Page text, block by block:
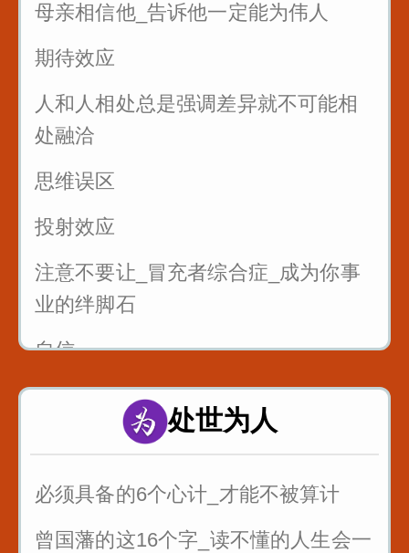
管好自己的嘴_关系再好也不要说这些
话
三招让你和任何人说话
母亲相信他_告诉他一定能为伟人
期待效应
人和人相处总是强调差异就不可能相
处融洽
思维误区
投射效应
注意不要让_冒充者综合症_成为你事
业的绊脚石
自信
处世为人
必须具备的6个心计_才能不被算计
曾国藩的这16个字_读不懂的人生会一